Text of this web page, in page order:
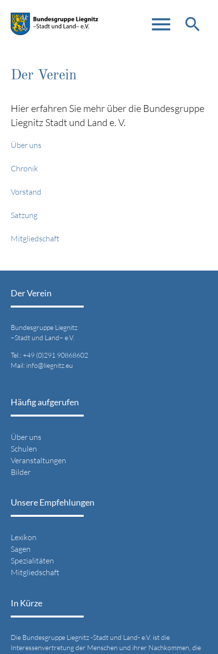
menu search
Suchbegriffe
Der Verein
Hier erfahren Sie mehr über die Bundesgruppe
Liegnitz Stadt und Land e. V.
Über uns
Chronik
Vorstand
Satzung
Mitgliedschaft
Der Verein
Bundesgruppe Liegnitz
–Stadt und Land– e.V.
Tel.: +49 (0)291 90868602
Mail: info@liegnitz.eu
Häufig aufgerufen
Über uns
Schulen
Veranstaltungen
Bilder
Unsere Empfehlungen
Lexikon
Sagen
Spezialitäten
Mitgliedschaft
In Kürze
Die Bundesgruppe Liegnitz -Stadt und Land- e.V. ist die
Interessenvertretung der Menschen und ihrer Nachkommen, die